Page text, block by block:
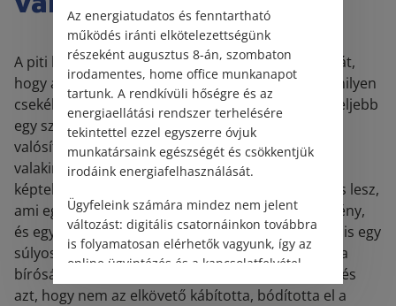
A piti bűnelkövető közül sokan elkövetik azt a hibát,
hogy a villamoson alvó embertől vesznek el valamilyen
csekély értékű dolgot, és abban bíznak, hogy legfeljebb
egy szabálysértési összegre elkövetett lopást
valósítanak meg. Nem számolnak azzal, hogy ha
valakinek a védekezésre vagy akaratnyilvánításra
képtelen állapotát használják ki, akkor az kifosztás lesz,
ami egy a lopásnál sokkal súlyosabb bűncselekmény,
és egy kétezer forintos telefontok elvétele esetén is egy
súlyos bűncselekményt valósítanak meg. Nyilván a
bíróság mérlegeli a bűncselekmény tárgyi súlyát, és
azt, hogy nem az elkövető kábította, bódította el a
Az energiatudatos és fenntartható
működés iránti elkötelezettségünk
részeként augusztus 8-án, szombaton
irodamentes, home office munkanapot
tartunk. A rendkívüli hőségre és az
energiaellátási rendszer terhelésére
tekintettel ezzel egyszerre óvjuk
munkatársaink egészségét és csökkentjük
irodáink energiafelhasználását.
Ügyfeleink számára mindez nem jelent
változást: digitális csatornáinkon továbbra
is folyamatosan elérhetők vagyunk, így az
online ügyintézés és a kapcsolatfelvétel
változatlanul biztosított.